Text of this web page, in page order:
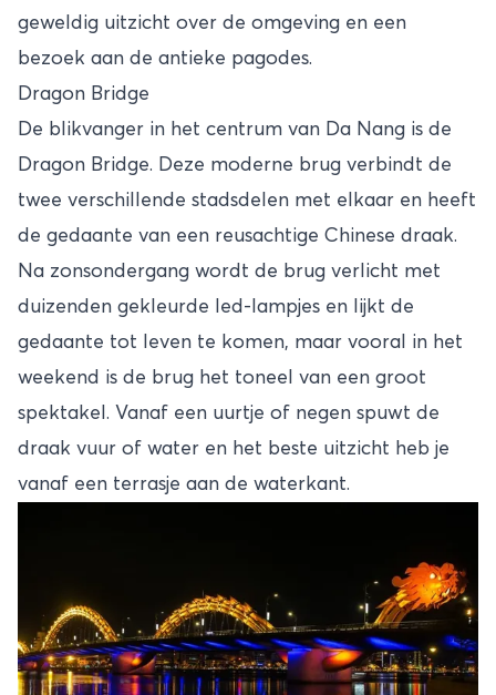
geweldig uitzicht over de omgeving en een
bezoek aan de antieke pagodes.
Dragon Bridge
De blikvanger in het centrum van Da Nang is de
Dragon Bridge. Deze moderne brug verbindt de
twee verschillende stadsdelen met elkaar en heeft
de gedaante van een reusachtige Chinese draak.
Na zonsondergang wordt de brug verlicht met
duizenden gekleurde led-lampjes en lijkt de
gedaante tot leven te komen, maar vooral in het
weekend is de brug het toneel van een groot
spektakel. Vanaf een uurtje of negen spuwt de
draak vuur of water en het beste uitzicht heb je
vanaf een terrasje aan de waterkant.